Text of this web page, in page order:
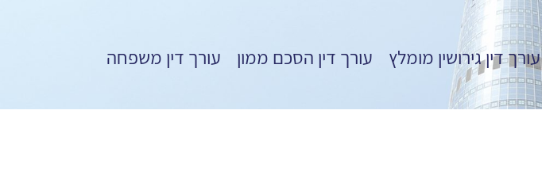
עורך דין גירושין מומלץ עורך דין הסכם ממון עורך דין משפחה